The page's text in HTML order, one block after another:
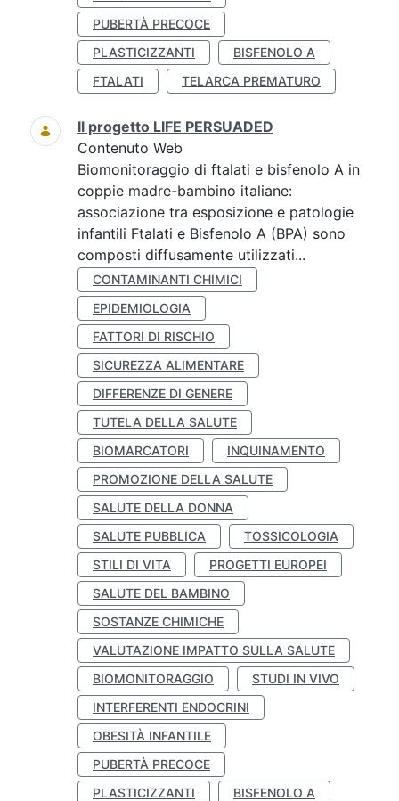
PUBERTÀ PRECOCE
PLASTICIZZANTI
BISFENOLO A
FTALATI
TELARCA PREMATURO
Il progetto LIFE PERSUADED
Contenuto Web
Biomonitoraggio di ftalati e bisfenolo A in
coppie madre-bambino italiane:
associazione tra esposizione e patologie
infantili Ftalati e Bisfenolo A (BPA) sono
composti diffusamente utilizzati...
CONTAMINANTI CHIMICI
EPIDEMIOLOGIA
FATTORI DI RISCHIO
SICUREZZA ALIMENTARE
DIFFERENZE DI GENERE
TUTELA DELLA SALUTE
BIOMARCATORI
INQUINAMENTO
PROMOZIONE DELLA SALUTE
SALUTE DELLA DONNA
SALUTE PUBBLICA
TOSSICOLOGIA
STILI DI VITA
PROGETTI EUROPEI
SALUTE DEL BAMBINO
SOSTANZE CHIMICHE
VALUTAZIONE IMPATTO SULLA SALUTE
BIOMONITORAGGIO
STUDI IN VIVO
INTERFERENTI ENDOCRINI
OBESITÀ INFANTILE
PUBERTÀ PRECOCE
PLASTICIZZANTI
BISFENOLO A